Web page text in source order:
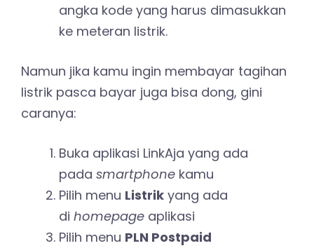
angka kode yang harus dimasukkan
ke meteran listrik.
Namun jika kamu ingin membayar tagihan
listrik pasca bayar juga bisa dong, gini
caranya:
Buka aplikasi LinkAja yang ada
pada smartphone kamu
Pilih menu Listrik yang ada
di homepage aplikasi
Pilih menu PLN Postpaid